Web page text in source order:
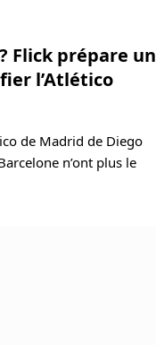
Flick prépare un
l’Atlético
de Madrid de Diego
n’ont plus le